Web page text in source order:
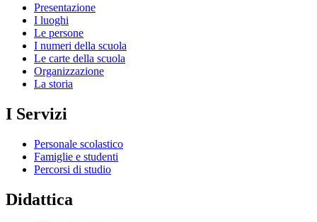
Presentazione
I luoghi
Le persone
I numeri della scuola
Le carte della scuola
Organizzazione
La storia
I Servizi
Personale scolastico
Famiglie e studenti
Percorsi di studio
Didattica